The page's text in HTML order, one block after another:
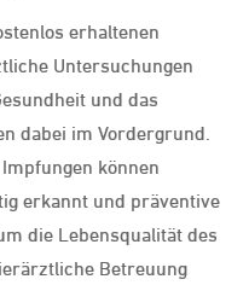
erhaltenen
Untersuchungen
und das
dabei im Vordergrund.
können
erkannt und präventive
die Lebensqualität des
Betreuung